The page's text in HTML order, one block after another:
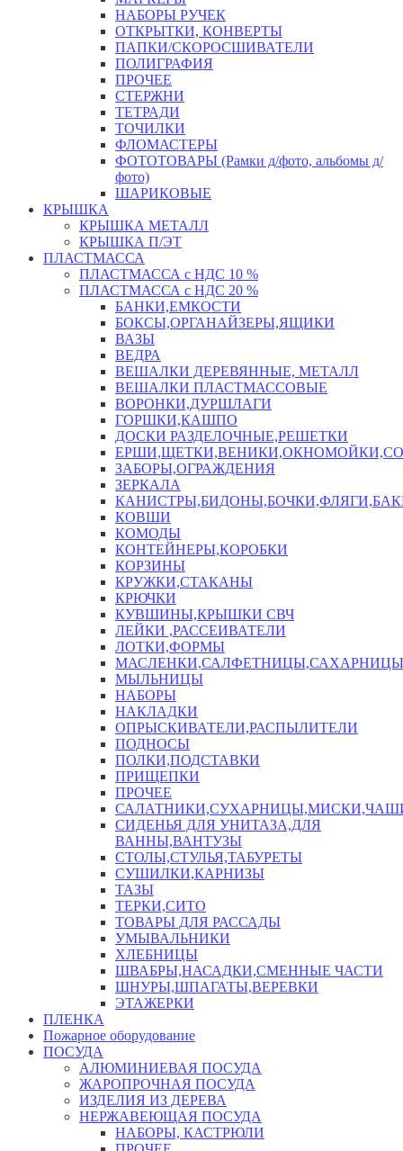
НАБОРЫ РУЧЕК
ОТКРЫТКИ, КОНВЕРТЫ
ПАПКИ/СКОРОСШИВАТЕЛИ
ПОЛИГРАФИЯ
ПРОЧЕЕ
СТЕРЖНИ
ТЕТРАДИ
ТОЧИЛКИ
ФЛОМАСТЕРЫ
ФОТОТОВАРЫ (Рамки д/фото, альбомы д/
фото)
ШАРИКОВЫЕ
КРЫШКА
КРЫШКА МЕТАЛЛ
КРЫШКА П/ЭТ
ПЛАСТМАССА
ПЛАСТМАССА с НДС 10 %
ПЛАСТМАССА с НДС 20 %
БАНКИ,ЕМКОСТИ
БОКСЫ,ОРГАНАЙЗЕРЫ,ЯЩИКИ
ВАЗЫ
ВЕДРА
ВЕШАЛКИ ДЕРЕВЯННЫЕ, МЕТАЛЛ
ВЕШАЛКИ ПЛАСТМАССОВЫЕ
ВОРОНКИ,ДУРШЛАГИ
ГОРШКИ,КАШПО
ДОСКИ РАЗДЕЛОЧНЫЕ,РЕШЕТКИ
ЗАБОРЫ,ОГРАЖДЕНИЯ
ЗЕРКАЛА
КОВШИ
КОМОДЫ
КОНТЕЙНЕРЫ,КОРОБКИ
КОРЗИНЫ
КРУЖКИ,СТАКАНЫ
КРЮЧКИ
КУВШИНЫ,КРЫШКИ СВЧ
ЛЕЙКИ ,РАССЕИВАТЕЛИ
ЛОТКИ,ФОРМЫ
МАСЛЕНКИ,САЛФЕТНИЦЫ,САХАРНИЦЫ
МЫЛЬНИЦЫ
НАБОРЫ
НАКЛАДКИ
ОПРЫСКИВАТЕЛИ,РАСПЫЛИТЕЛИ
ПОДНОСЫ
ПОЛКИ,ПОДСТАВКИ
ПРИЩЕПКИ
ПРОЧЕЕ
СИДЕНЬЯ ДЛЯ УНИТАЗА,ДЛЯ
ВАННЫ,ВАНТУЗЫ
СТОЛЫ,СТУЛЬЯ,ТАБУРЕТЫ
СУШИЛКИ,КАРНИЗЫ
ТАЗЫ
ТЕРКИ,СИТО
ТОВАРЫ ДЛЯ РАССАДЫ
УМЫВАЛЬНИКИ
ХЛЕБНИЦЫ
ШВАБРЫ,НАСАДКИ,СМЕННЫЕ ЧАСТИ
ШНУРЫ,ШПАГАТЫ,ВЕРЕВКИ
ЭТАЖЕРКИ
ПЛЕНКА
Пожарное оборудование
ПОСУДА
АЛЮМИНИЕВАЯ ПОСУДА
ЖАРОПРОЧНАЯ ПОСУДА
ИЗДЕЛИЯ ИЗ ДЕРЕВА
НЕРЖАВЕЮЩАЯ ПОСУДА
НАБОРЫ, КАСТРЮЛИ